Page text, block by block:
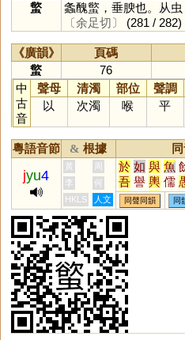
螸
螽醜螸，垂腴也。从虫
〔余足切〕
(281 / 282)
《廣韻》 頁碼
螸
76
中
古
音
聲母 清濁 部位 聲調
以
次濁 喉 平
粵語音節 & 根據
jyu4
黃 周 於 如 與 魚
吾 譽 輿 儒
迂 娛 禺 榆
瑜 茹 庾 孺
腴
璵
狳
妤
睮
醹
媮
硢 釪 鮽 筎
李
何
HKLS
人文 同聲同韻 同